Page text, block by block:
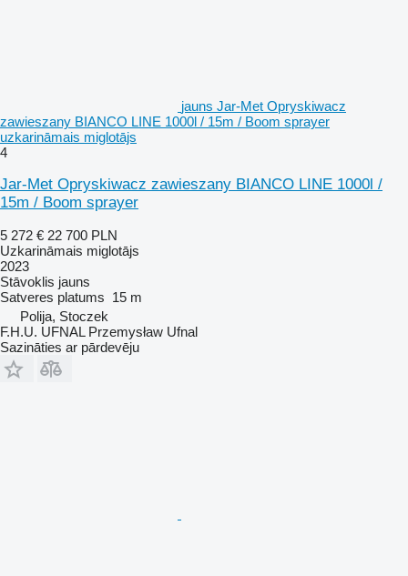
jauns Jar-Met Opryskiwacz
zawieszany BIANCO LINE 1000l / 15m / Boom sprayer
uzkarināmais miglotājs
4
Jar-Met Opryskiwacz zawieszany BIANCO LINE 1000l /
15m / Boom sprayer
5 272 € 22 700 PLN
Uzkarināmais miglotājs
2023
Stāvoklis jauns
Satveres platums 15 m
Polija, Stoczek
F.H.U. UFNAL Przemysław Ufnal
Sazināties ar pārdevēju